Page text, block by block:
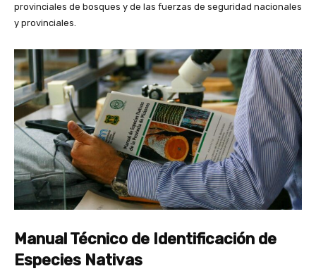
provinciales de bosques y de las fuerzas de seguridad nacionales
y provinciales.
Manual Técnico de Identificación de
Especies Nativas